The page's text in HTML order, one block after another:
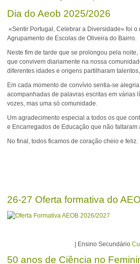
Dia do Aeob 2025/2026
«Sentir Portugal, Celebrar a Diversidade» foi
Agrupamento de Escolas de Oliveira do Bairro.
Neste fim de tarde que se prolongou pela
que convivem diariamente na nossa
diferentes idades e origens partilharam
Em cada momento de convívio sentia-se
acompanhadas de palavras escritas em várias
vozes, mas uma só comunidade.
Um agradecimento especial a todos os que
e Encarregados de Educação que não faltaram
No final, todos ficamos de coração cheio e feliz.
26-27 Oferta formativa do
| Ensino Secundário
50 anos de Ciência no